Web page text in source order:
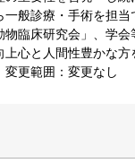
一般診療・手術を担
物臨床研究会」、学
と人間性豊かな方
範囲：変更なし